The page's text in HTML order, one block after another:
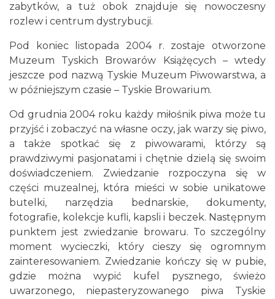
zabytków, a tuż obok znajduje się nowoczesny
rozlew i centrum dystrybucji.
Pod koniec listopada 2004 r. zostaje otworzone
Muzeum Tyskich Browarów Książęcych – wtedy
jeszcze pod nazwą Tyskie Muzeum Piwowarstwa, a
w późniejszym czasie – Tyskie Browarium.
Od grudnia 2004 roku każdy miłośnik piwa może tu
przyjść i zobaczyć na własne oczy, jak warzy się piwo,
a także spotkać się z piwowarami, którzy są
prawdziwymi pasjonatami i chętnie dzielą się swoim
doświadczeniem. Zwiedzanie rozpoczyna się w
części muzealnej, która mieści w sobie unikatowe
butelki, narzędzia bednarskie, dokumenty,
fotografie, kolekcje kufli, kapsli i beczek. Następnym
punktem jest zwiedzanie browaru. To szczególny
moment wycieczki, który cieszy się ogromnym
zainteresowaniem. Zwiedzanie kończy się w pubie,
gdzie można wypić kufel pysznego, świeżo
uwarzonego, niepasteryzowanego piwa Tyskie